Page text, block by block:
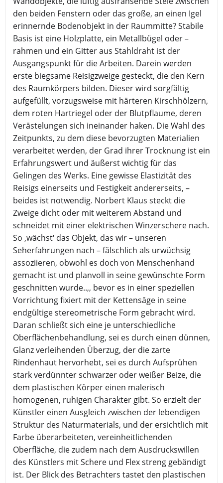
den beiden Fenstern oder das große, an einen Igel
erinnernde Bodenobjekt in der Raummitte? Stabile
Basis ist eine Holzplatte, ein Metallbügel oder –
rahmen und ein Gitter aus Stahldraht ist der
Ausgangspunkt für die Arbeiten. Darein werden
erste biegsame Reisigzweige gesteckt, die den Kern
des Raumkörpers bilden. Dieser wird sorgfältig
aufgefüllt, vorzugsweise mit härteren Kirschhölzern,
dem roten Hartriegel oder der Blutpflaume, deren
Verästelungen sich ineinander haken. Die Wahl des
Zeitpunkts, zu dem diese bevorzugten Materialien
verarbeitet werden, der Grad ihrer Trocknung ist ein
Erfahrungswert und äußerst wichtig für das
Gelingen des Werks. Eine gewisse Elastizität des
Reisigs einerseits und Festigkeit andererseits, –
beides ist notwendig. Norbert Klaus steckt die
Zweige dicht oder mit weiterem Abstand und
schneidet mit einer elektrischen Winzerschere nach.
So ‚wächst‘ das Objekt, das wir – unseren
Seherfahrungen nach – fälschlich als urwüchsig
assoziieren, obwohl es doch von Menschenhand
gemacht ist und planvoll in seine gewünschte Form
geschnitten wurde..,, bevor es in einer speziellen
Vorrichtung fixiert mit der Kettensäge in seine
endgültige stereometrische Form gebracht wird.
Daran schließt sich eine je unterschiedliche
Oberflächenbehandlung, sei es durch einen dünnen,
Glanz verleihenden Überzug, der die zarte
Rindenhaut hervorhebt, sei es durch Aufsprühen
stark verdünnter schwarzer oder weißer Beize, die
dem plastischen Körper einen malerisch
homogenen, ruhigen Charakter gibt. So erzielt der
Künstler einen Ausgleich zwischen der lebendigen
Struktur des Naturmaterials, und der ersichtlich mit
Farbe überarbeiteten, vereinheitlichenden
Oberfläche, die zudem nach dem Ausdruckswillen
des Künstlers mit Schere und Flex streng gebändigt
ist. Der Blick des Betrachters tastet den plastischen